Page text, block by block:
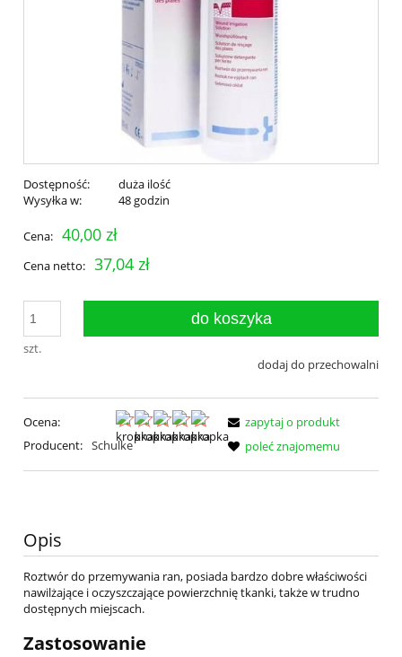
Dostępność:
duża ilość
Wysyłka w:
48 godzin
Cena: 40,00 zł
Cena netto: 37,04 zł
szt.
do koszyka
dodaj do przechowalni
Ocena:
Producent: Schulke
zapytaj o produkt
poleć znajomemu
Opis
Roztwór do przemywania ran, posiada bardzo dobre właściwości
nawilżające i oczyszczające powierzchnię tkanki, także w trudno
dostępnych miejscach.
Zastosowanie